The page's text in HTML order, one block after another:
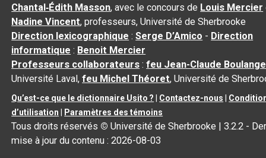
Chantal‑Édith Masson, avec le concours de Louis Mercier
Nadine Vincent, professeurs, Université de Sherbrooke
Direction lexicographique :Serge D’Amico - Direction
informatique : Benoit Mercier
Professeurs collaborateurs :feu Jean-Claude
Université Laval,feu Michel Théoret, Université de
Qu’est-ce que le dictionnaire Usito ? Contactez-nous
d’utilisation
Paramètres des témoins
Tous droits réservés © Université de Sherbrooke |3.2.2 -
mise à jour du contenu :2026-08-03